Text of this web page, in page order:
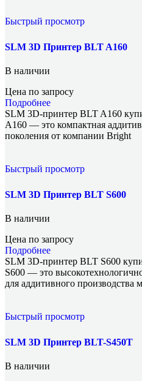
Быстрый просмотр
SLM 3D Принтер BLT A160
В наличии
Цена по запросу
Подробнее
SLM 3D-принтер BLT A160
A160 — это компактная
поколения от компании Bright
Быстрый просмотр
SLM 3D Принтер BLT S600
В наличии
Цена по запросу
Подробнее
SLM 3D-принтер BLT S600
S600 — это
для аддитивного производства
Быстрый просмотр
SLM 3D Принтер BLT-S450T
В наличии